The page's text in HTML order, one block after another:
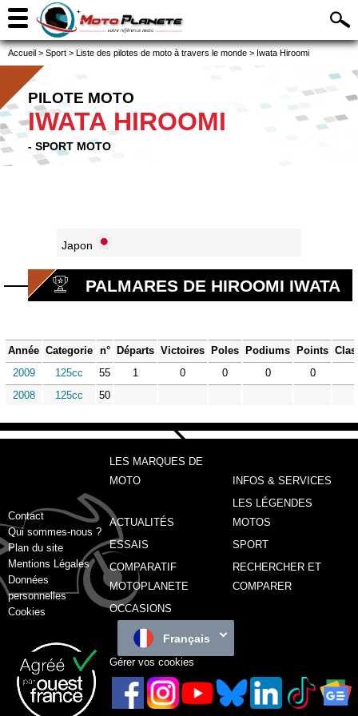
Accueil > Sport > Liste des pilotes de moto à travers le monde > Iwata Hiroomi
PILOTE MOTO
IWATA HIROOMI
- SPORT MOTO
Japon
PALMARES DE HIROOMI IWATA
Année Categorie n° Départs Victoires Poles Podiums Points
2009
125cc 55 1 0 0 0
0
2008
125cc 50
Contact
Qui sommes-nous ?
Plan du site
Mentions Légales
Données
personnelles
Cookies
LES MARQUES DE
MOTO
INFOS & SERVICES
ACTUALITÉS
LES LÉGENDES
MOTOS
ESSAIS
SPORT
COMPARATIF
MOTOPLANETE
RECHERCHER ET
COMPARER
OCCASIONS
Français
Gérer vos cookies